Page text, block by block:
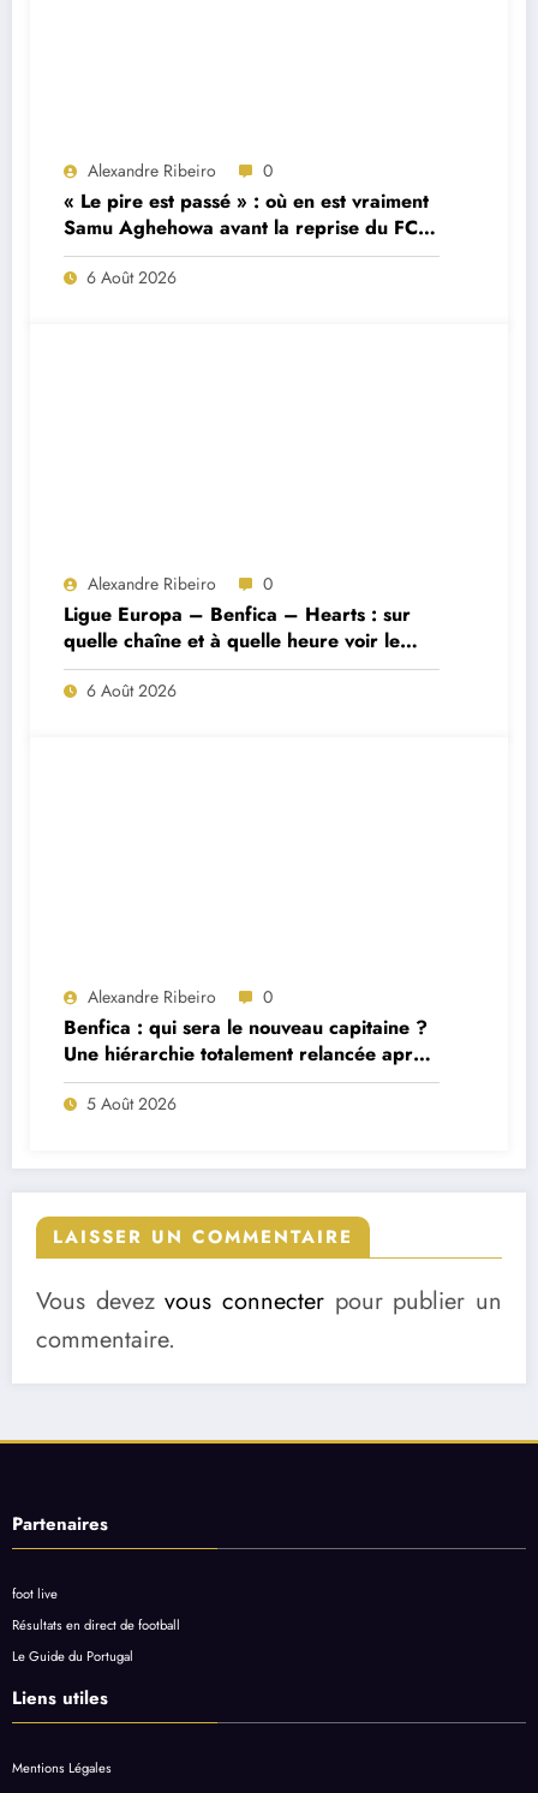
Alexandre Ribeiro 0
« Le pire est passé » : où en est vraiment
Samu Aghehowa avant la reprise du FC
Porto ?
6 Août 2026
Alexandre Ribeiro 0
Ligue Europa – Benfica – Hearts : sur
quelle chaîne et à quelle heure voir le
match ?
6 Août 2026
Alexandre Ribeiro 0
Benfica : qui sera le nouveau capitaine ?
Une hiérarchie totalement relancée après
deux départs majeurs
5 Août 2026
LAISSER UN COMMENTAIRE
Vous devezvous connecter pour publier un
commentaire.
Partenaires
foot live
Résultats en direct de football
Le Guide du Portugal
Liens utiles
Mentions Légales